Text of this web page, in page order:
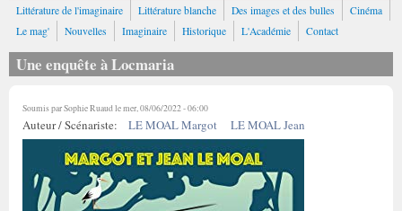
Littérature de l'imaginaire Littérature blanche Des images et des bulles
Cinéma
Le mag'
Nouvelles Imaginaire Historique L'Académie Contact
Une enquête à Locmaria
Soumis parSophie Ruaudle mer, 08/06/2022 - 06:00
Auteur / Scénariste: LE MOAL Margot LE MOAL Jean